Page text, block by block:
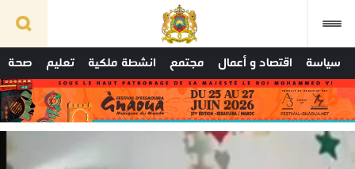
سياسة اقتصاد و أعمال مجتمع انشطة ملكية تعليم صحة